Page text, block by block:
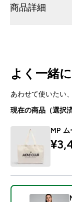
商品詳細
よく一緒
あわせて使いたい
現在の商品（選択済
MP